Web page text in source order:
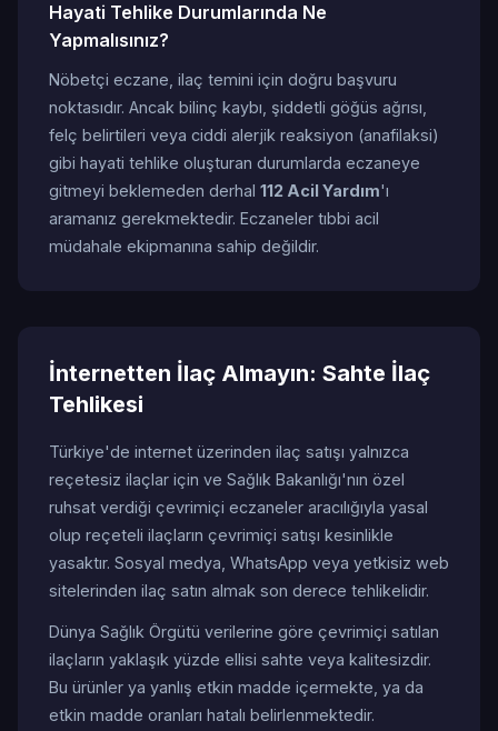
Hayati Tehlike Durumlarında Ne
Yapmalısınız?
Nöbetçi eczane, ilaç temini için doğru başvuru
noktasıdır. Ancak bilinç kaybı, şiddetli göğüs ağrısı,
felç belirtileri veya ciddi alerjik reaksiyon (anafilaksi)
gibi hayati tehlike oluşturan durumlarda eczaneye
gitmeyi beklemeden derhal 112 Acil Yardım'ı
aramanız gerekmektedir. Eczaneler tıbbi acil
müdahale ekipmanına sahip değildir.
İnternetten İlaç Almayın: Sahte İlaç
Tehlikesi
Türkiye'de internet üzerinden ilaç satışı yalnızca
reçetesiz ilaçlar için ve Sağlık Bakanlığı'nın özel
ruhsat verdiği çevrimiçi eczaneler aracılığıyla yasal
olup reçeteli ilaçların çevrimiçi satışı kesinlikle
yasaktır. Sosyal medya, WhatsApp veya yetkisiz web
sitelerinden ilaç satın almak son derece tehlikelidir.
Dünya Sağlık Örgütü verilerine göre çevrimiçi satılan
ilaçların yaklaşık yüzde ellisi sahte veya kalitesizdir.
Bu ürünler ya yanlış etkin madde içermekte, ya da
etkin madde oranları hatalı belirlenmektedir.